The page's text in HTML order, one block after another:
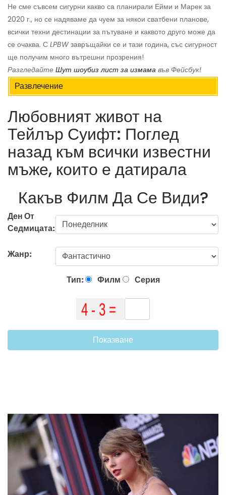
Не сме съвсем сигурни какво са планирали Ейми и Марек за
2020 г., но се надяваме да чуем за някои сватбени планове,
всички техни дестинации за пътуване и каквото друго може да
се очаква. С LPBW завръщайки се и тази година, със сигурност
ще получим много вътрешни прозрения!
Разгледайте Шут шоубиз лист за измама във Фейсбук!
Развлечение
Любовният живот на
Тейлър Суифт: Поглед
назад към всички известни
мъже, които е датирала
Какъв Филм Да Се Види?
Ден От
Седмицата:
Жанр:
Тип: Филм Серия
Показване